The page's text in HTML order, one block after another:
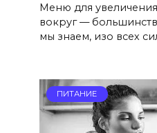
Меню для
вокруг —
мы знаем, изо всех
ПИТАНИЕ